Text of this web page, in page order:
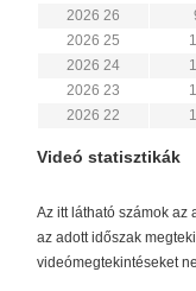
2026 26
2026 25
2026 24
2026 23
2026 22
Videó statisztikák
Az itt látható számok az
az adott időszak
videómegtekintéseket